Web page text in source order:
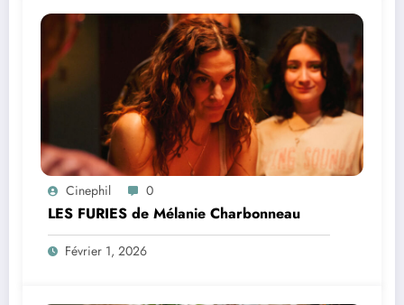
Cinephil 0
LES FURIES de Mélanie Charbonneau
Février 1, 2026